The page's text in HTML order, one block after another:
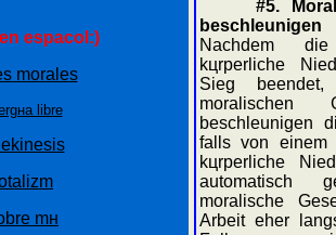
espaсol:)
morales
libre
mн
#5.
Nachdem
kцrperliche
Sieg
beschleunigen
falls von einem
kцrperliche
automatisch
moralische
Arbeit eher